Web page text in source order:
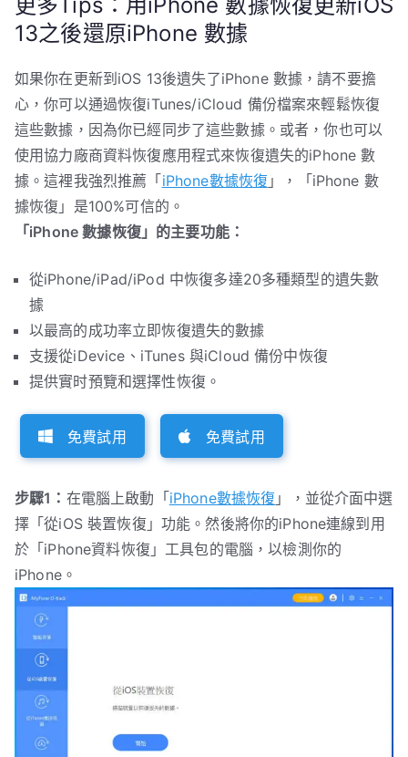
更多Tips：用iPhone 數據恢復更新iOS
13之後還原iPhone 數據
如果你在更新到iOS 13後遺失了iPhone 數據，請不要擔
心，你可以通過恢復iTunes/iCloud 備份檔案來輕鬆恢復
這些數據，因為你已經同步了這些數據。或者，你也可以
使用協力廠商資料恢復應用程式來恢復遺失的iPhone 數
據。這裡我強烈推薦「 iPhone數據恢復 」，「iPhone 數
據恢復」是100%可信的。
「iPhone 數據恢復」的主要功能：
從iPhone/iPad/iPod 中恢復多達20多種類型的遺失數
據
以最高的成功率立即恢復遺失的數據
支援從iDevice、iTunes 與iCloud 備份中恢復
提供實时預覽和選擇性恢復。
免費試用 免費試用
步驟1： 在電腦上啟動「 iPhone數據恢復 」，並從介面中選
擇「從iOS 裝置恢復」功能。然後將你的iPhone連線到用
於「iPhone資料恢復」工具包的電腦，以檢測你的
iPhone。